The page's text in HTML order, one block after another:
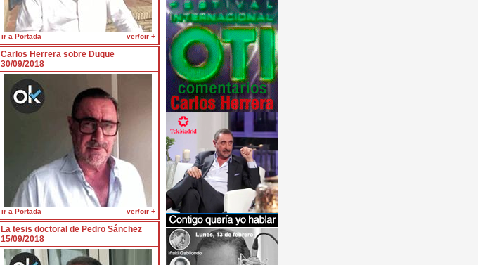
ir a Portada ver/oir +
Carlos Herrera sobre Duque
30/09/2018
ir a Portada ver/oir +
La tesis doctoral de Pedro Sánchez
15/09/2018